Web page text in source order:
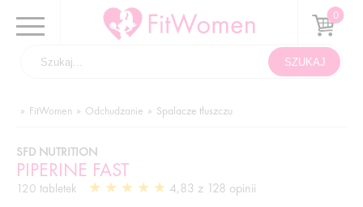
FitWomen Odchudzanie Spalacze tłuszczu
PIPERINE FAST
SFD NUTRITION
120 tabletek 4,83 z 128 opinii